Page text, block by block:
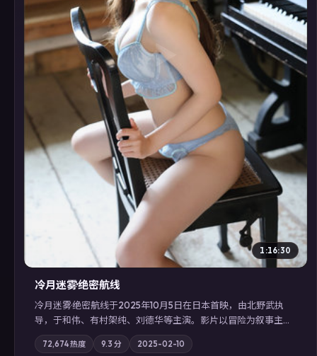
▶
1:16:30
冷月迷雾·绝密航线
冷月迷雾·绝密航线于2025年10月5日在日本首映，由北野武执
导，于和伟、有村架纯、刘德华等主演。影片以冒险为叙事主
轴，记忆碎片重组后，主角发现自己从未活过“真实”的一天；摄
影与配乐强化地域气质；站内亦可通过「国产免费观看高清电视
72,674热度 9.3 分 2025-02-10